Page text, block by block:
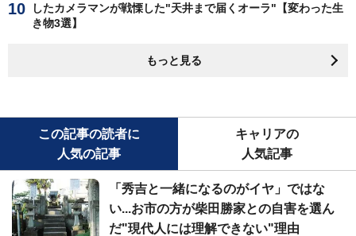
したカメラマンが戦慄した"天井まで届くオーラ"【変わった生
き物3選】
もっと見る
この記事の読者に
人気の記事
キャリアの
人気記事
「秀吉と一緒になるのがイヤ」ではな
い...お市の方が柴田勝家との自害を選ん
だ"現代人には理解できない"理由